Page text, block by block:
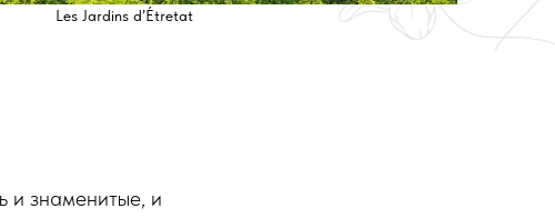
Les Jardins d’Étretat
знаменитые, и